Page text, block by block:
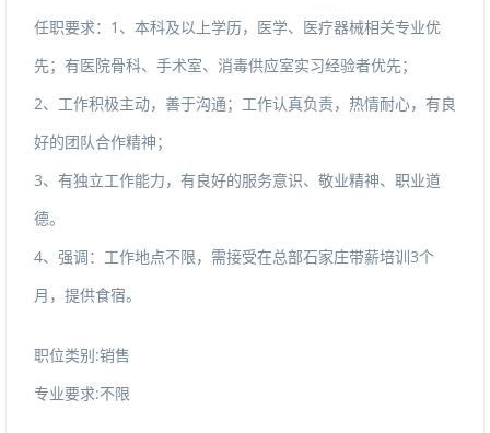
任职要求：1、本科及以上学历，医学、医疗器械相关专业优
先；有医院骨科、手术室、消毒供应室实习经验者优先；
2、工作积极主动，善于沟通；工作认真负责，热情耐心，有良
好的团队合作精神；
3、有独立工作能力，有良好的服务意识、敬业精神、职业道
德。
4、强调：工作地点不限，需接受在总部石家庄带薪培训3个
月，提供食宿。
职位类别:销售
专业要求:不限